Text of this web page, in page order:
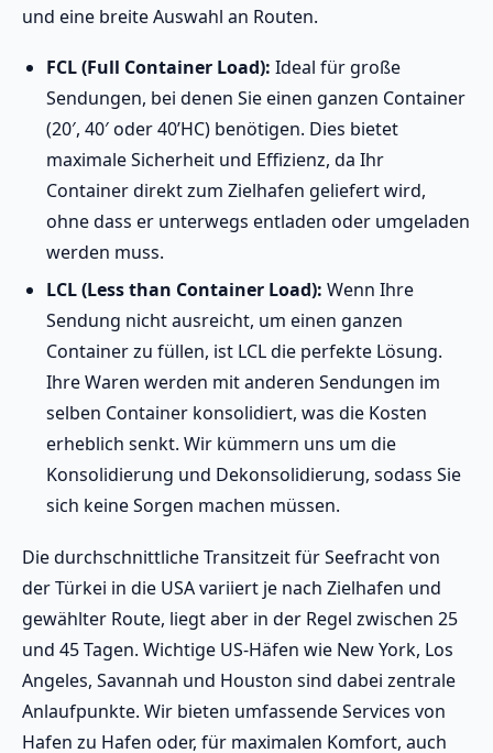
und eine breite Auswahl an Routen.
FCL (Full Container Load): Ideal für große
Sendungen, bei denen Sie einen ganzen Container
(20′, 40′ oder 40’HC) benötigen. Dies bietet
maximale Sicherheit und Effizienz, da Ihr
Container direkt zum Zielhafen geliefert wird,
ohne dass er unterwegs entladen oder umgeladen
werden muss.
LCL (Less than Container Load): Wenn Ihre
Sendung nicht ausreicht, um einen ganzen
Container zu füllen, ist LCL die perfekte Lösung.
Ihre Waren werden mit anderen Sendungen im
selben Container konsolidiert, was die Kosten
erheblich senkt. Wir kümmern uns um die
Konsolidierung und Dekonsolidierung, sodass Sie
sich keine Sorgen machen müssen.
Die durchschnittliche Transitzeit für Seefracht von
der Türkei in die USA variiert je nach Zielhafen und
gewählter Route, liegt aber in der Regel zwischen 25
und 45 Tagen. Wichtige US-Häfen wie New York, Los
Angeles, Savannah und Houston sind dabei zentrale
Anlaufpunkte. Wir bieten umfassende Services von
Hafen zu Hafen oder, für maximalen Komfort, auch